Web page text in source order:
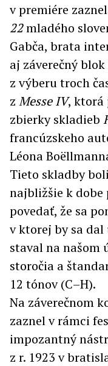
v premiére
22mladého
Gabča, brata
aj záverečný
z výberu troch
z Messe IV, ktorá
zbierky skladieb
francúzskeho
Léona
Tieto skladby
najbližšie k dobe
povedať, že sa
v ktorej by sa
staval na našom
storočia a
12 tónov (C–H).
Na záverečnom
zaznel v rámci
impozantný
z r. 1923 v